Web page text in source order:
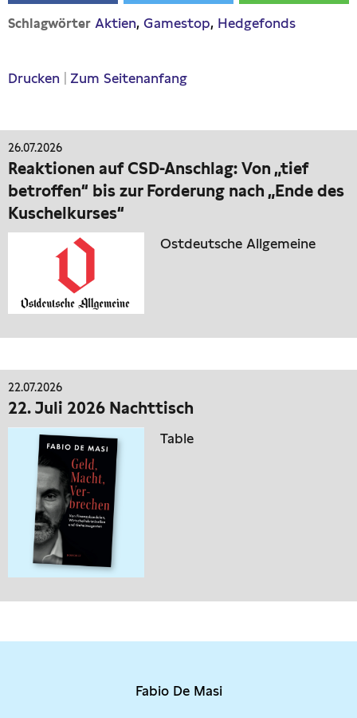
Schlagwörter Aktien Gamestop Hedgefonds
Drucken Zum Seitenanfang
26.07.2026
Reaktionen auf CSD-Anschlag: Von „tief
betroffen“ bis zur Forderung nach „Ende des
Kuschelkurses“
Ostdeutsche Allgemeine
22.07.2026
22. Juli 2026 Nachttisch
Table
Fabio De Masi